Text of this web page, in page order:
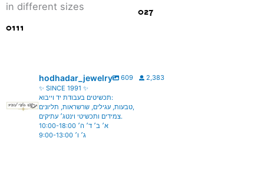
in different sizes
0111
027
hodhadar_jewelry 609
2,383
✨ SINCE 1991 ✨
תכשיטים בעבודת יד וייבוא:
טבעות, עגילים, שרשראות, תליונים,
צמידים ותכשיטי וינטג׳ עתיקים.
א׳ ב׳ ד׳ ה׳ 10:00-18:00
ג׳ ו׳ 9:00-13:00